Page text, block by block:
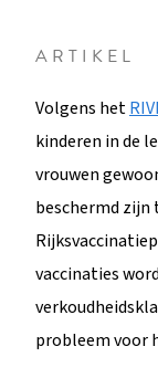
ARTIKEL
Volgens het
kinderen in de
vrouwen
beschermd
vaccinaties
probleem voor